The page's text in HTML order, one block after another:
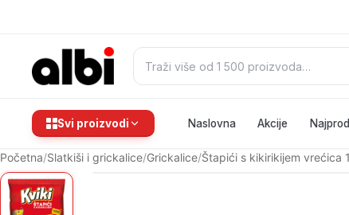
Pretraži:
Svi proizvodi Naslovna Akcije
Početna/Slatkiši i grickalice/Grickalice/Štapići s kikirikijem vrećica